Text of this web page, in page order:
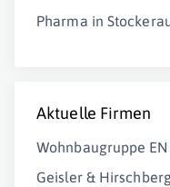
Pharma in
Aktuelle Firmen
Wohnbaugruppe
Geisler &